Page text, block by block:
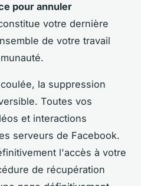
pour annuler
votre dernière
de votre travail
la suppression
Toutes vos
et interactions
serveurs de Facebook.
l'accès à votre
de récupération